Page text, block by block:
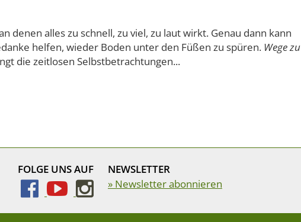
denen alles zu schnell, zu viel, zu laut wirkt. Genau dann kann
helfen, wieder Boden unter den Füßen zu spüren. Wege zu
die zeitlosen Selbstbetrachtungen...
FOLGE UNS AUF
NEWSLETTER
» Newsletter abonnieren